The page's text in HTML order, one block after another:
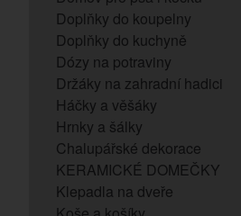
Doplňky do koupelny
Doplňky do kuchyně
Dózy na potraviny
Držáky na zahradní hadici
Háčky a věšáky
Hrnky a šálky
Chalupářské dekorace
KERAMICKÉ DOMEČKY
Klepadla na dveře